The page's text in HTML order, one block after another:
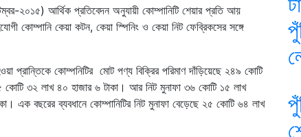
২০১৫) আর্থিক প্রতিবেদন অনুযায়ী কোম্পানিটি শেয়ার প্রতি আয়
কেয়া কটন, কেয়া স্পিনিং ও কেয়া নিট ফেব্রিকসের সঙ্গে
প্রান্তিকে কোম্পনিটির মোট পণ্য বিক্রির পরিমাণ দাঁড়িয়েছে ২৪৯ কোটি
৩২ লাখ ৪০ হাজার ৬ টাকা। আর নিট মুনাফা ৩৬ কোটি ১৫ লাখ
এক বছরের ব্যবধানে কোম্পানিটির নিট মুনাফা বেড়েছে ২৫ কোটি ৬৪ লাখ